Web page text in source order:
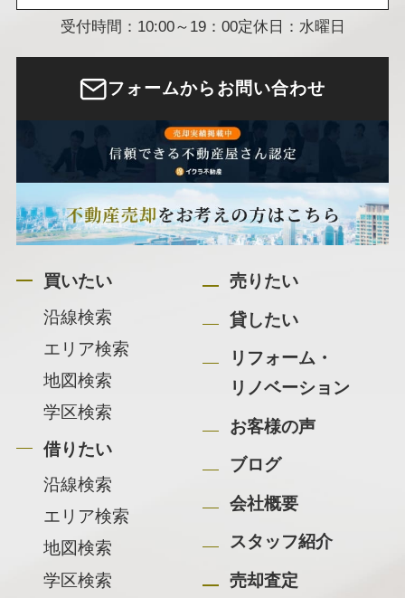
受付時間：10:00～19：00定休日：水曜日
フォームからお問い合わせ
買いたい
沿線検索
エリア検索
地図検索
学区検索
借りたい
沿線検索
エリア検索
地図検索
学区検索
売りたい
貸したい
リフォーム・
リノベーション
お客様の声
ブログ
会社概要
スタッフ紹介
売却査定